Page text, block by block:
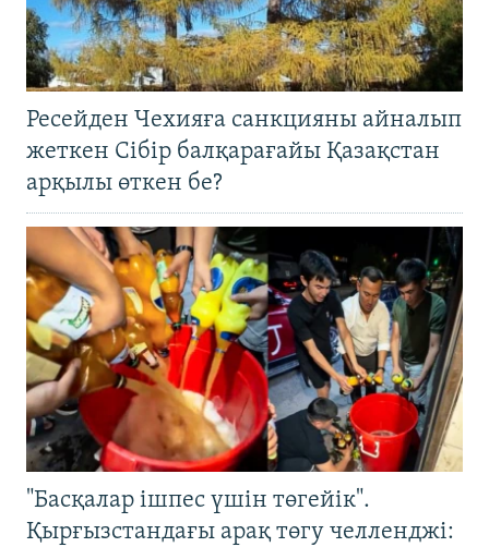
Ресейден Чехияға санкцияны айналып
жеткен Сібір балқарағайы Қазақстан
арқылы өткен бе?
"Басқалар ішпес үшін төгейік".
Қырғызстандағы арақ төгу челленджі: